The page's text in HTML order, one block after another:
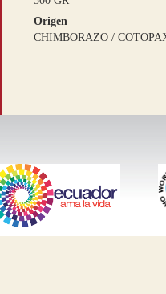
Origen
CHIMBORAZO /